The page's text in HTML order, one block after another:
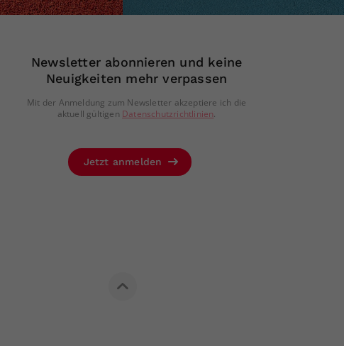
Newsletter abonnieren und keine
Neuigkeiten mehr verpassen
Mit der Anmeldung zum Newsletter akzeptiere ich die
aktuell gültigen Datenschutzrichtlinien.
Jetzt anmelden